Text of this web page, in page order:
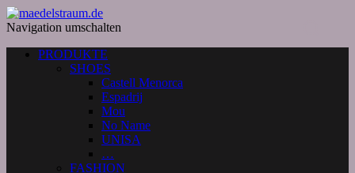
Navigation umschalten
PRODUKTE
SHOES
Castell Menorca
Espadrij
Mou
No Name
UNISA
…
FASHION